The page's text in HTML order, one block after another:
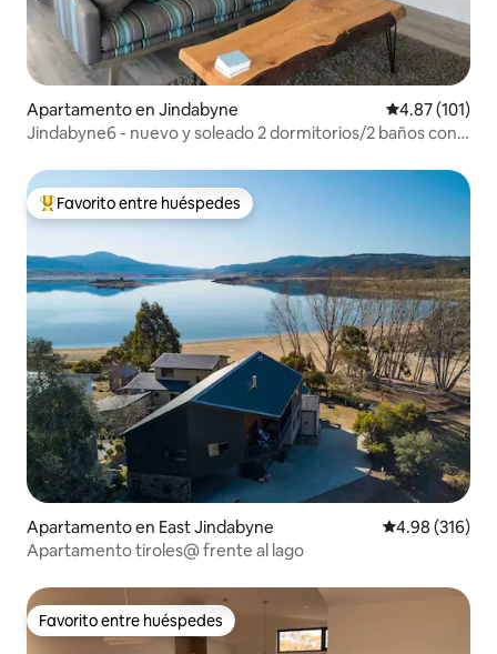
Apartamento en Jindabyne Calificación
4.87 (101)
Jindabyne6 - nuevo y soleado 2 dormitorios/2 baños con
Favorito entre huéspedes preferido
Favorito entre huéspedes
Apartamento en East Jindabyne Calificación
4.98 (316)
Apartamento tiroles@ frente al lago
Favorito entre huéspedes
Favorito entre huéspedes